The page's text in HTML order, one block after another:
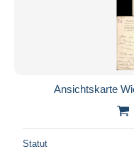
Ansichtskarte
Statut